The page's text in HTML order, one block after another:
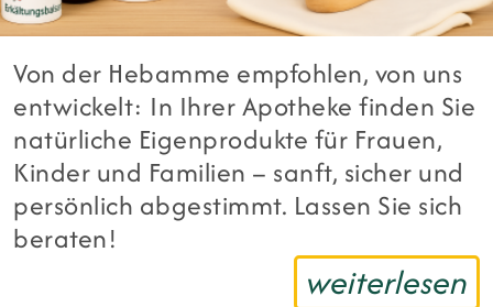
Von der Hebamme empfohlen, von uns
entwickelt: In Ihrer Apotheke finden Sie
natürliche Eigenprodukte für Frauen,
Kinder und Familien – sanft, sicher und
persönlich abgestimmt. Lassen Sie sich
beraten!
weiterlesen